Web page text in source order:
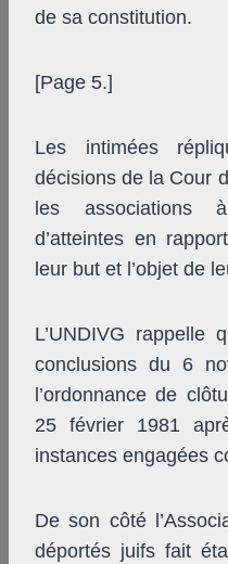
de sa constitution.
[Page 5.]
Les intimées
décisions de la Cour
les associations
d’atteintes en
leur but et l’objet de
L’UNDIVG rappelle
conclusions du 6
l’ordonnance de
25 février 1981
instances engagées
De son côté
déportés juifs fait